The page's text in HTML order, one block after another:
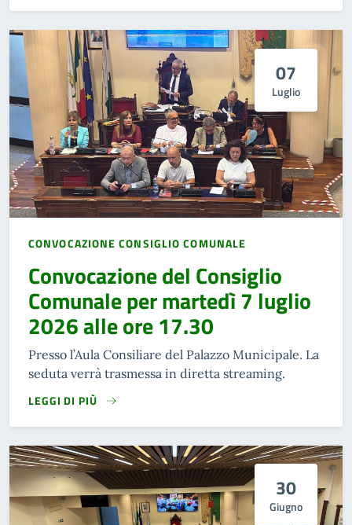
07
Luglio
CONVOCAZIONE CONSIGLIO COMUNALE
Convocazione del Consiglio
Comunale per martedì 7 luglio
2026 alle ore 17.30
Presso l’Aula Consiliare del Palazzo Municipale. La
seduta verrà trasmessa in diretta streaming.
LEGGI DI PIÙ
30
Giugno